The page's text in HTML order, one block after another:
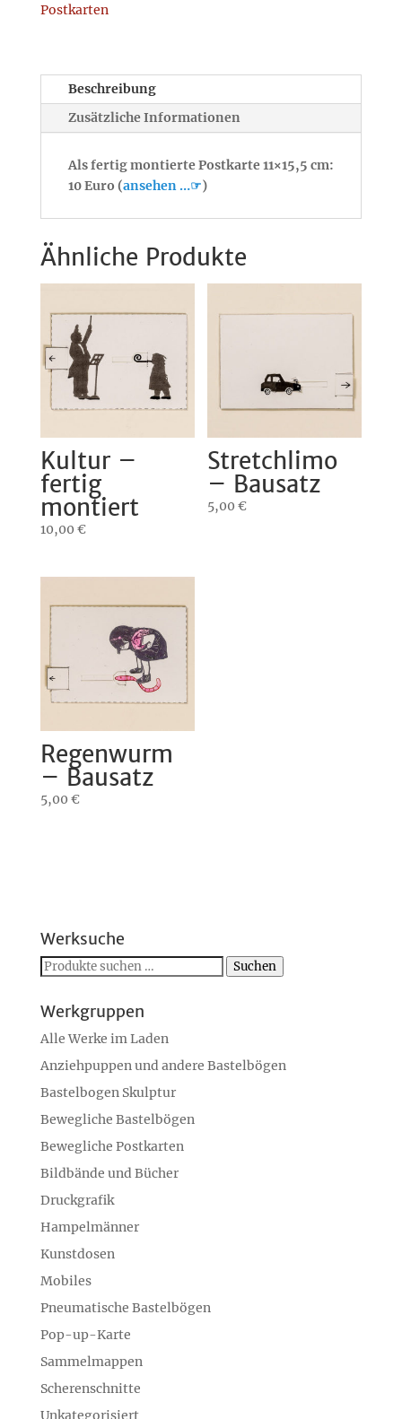
Postkarten
Beschreibung
Zusätzliche Informationen
Als fertig montierte Postkarte 11×15,5 cm:
10 Euro (ansehen …☞)
Ähnliche Produkte
Kultur –
fertig
montiert
10,00 €
Stretchlimo
– Bausatz
5,00€
Regenwurm
– Bausatz
5,00 €
Werksuche
Suchen
Suchen
Werkgruppen
Alle Werke im Laden
Anziehpuppen und andere Bastelbögen
Bastelbogen Skulptur
Bewegliche Bastelbögen
Bewegliche Postkarten
Bildbände und Bücher
Druckgrafik
Hampelmänner
Kunstdosen
Mobiles
Pneumatische Bastelbögen
Pop-up-Karte
Sammelmappen
Scherenschnitte
Unkategorisiert